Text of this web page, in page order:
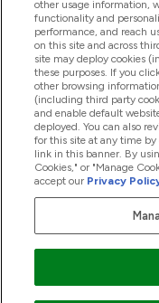
Céginformáció
Hűség És
2026 The Hut.com Ltd
other usage information,
functionality and
performance, and reach
on this site and across
site may deploy cookies
these purposes. If you
other browsing
(including third party
and enable default
deployed. You can also
for this site at any time
link in this banner. By
Cookies," or "Manage
accept our Privacy